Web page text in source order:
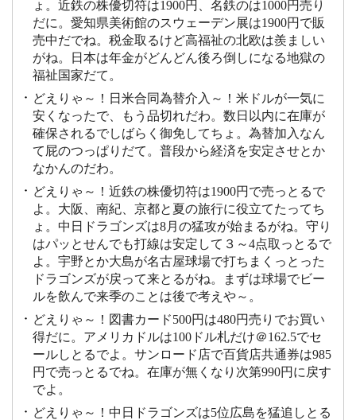
ょ。近鉄の株優切符は1900円、名鉄のは1000円売り
だに。愛知県美術館のスウェーデン展は1900円で販
売中だでね。税金取るけど高福祉の北欧は羨ましい
がね。日本は年金がどんどん後ろ倒しになる地獄の
福祉国家だて。
どえりゃ～！日米合同為替介入～！米ドルが一気に
安くなったで、もう品切れだわ。数日以内に在庫が
確保されるでしばらく御免してちょ。為替加入なん
て屁のつっぱりだて。普段から経済を安定させとか
なかんのだわ。
どえりゃ～！近鉄の株優切符は1900円で売っとるで
よ。大阪、南紀、京都と夏の旅行に役立てたってち
ょ。中日ドラゴンズは8月の猛攻が始まるがね。守り
はパッとせんでも打線は安定して３～4点取っとるで
よ。宇野とか大島が名古屋球場で打ちまくっとった
ドラゴンズが戻って来とるがね。まずは球場でビー
ルを飲んで来季のことは後で考えや～。
どえりゃ～！図書カード500円は480円売りでお買い
得だに。アメリカドルは100ドル札だけ＠162.5でセ
ールしとるでよ。サンロード店で百貨店共通券は985
円で売っとるでね。在庫が無くなり次第990円に戻す
でよ。
どえりゃ～！中日ドラゴンズは5位広島を猛追しとる